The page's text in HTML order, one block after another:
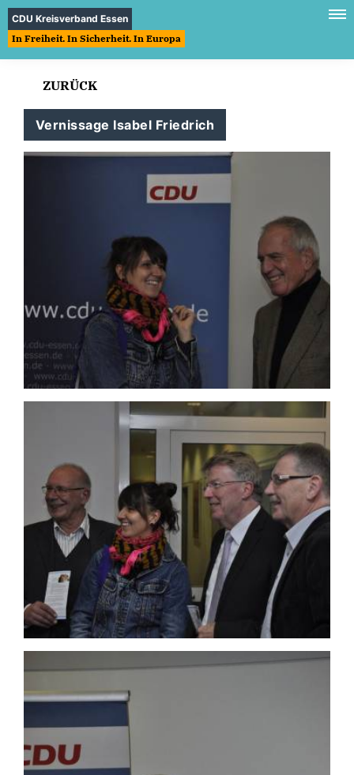
CDU Kreisverband Essen
In Freiheit. In Sicherheit. In Europa
ZURÜCK
Vernissage Isabel Friedrich